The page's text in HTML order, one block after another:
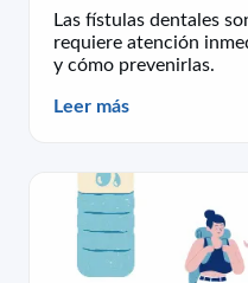
Las fístulas dentales
requiere atención
y cómo prevenirlas.
Leer más